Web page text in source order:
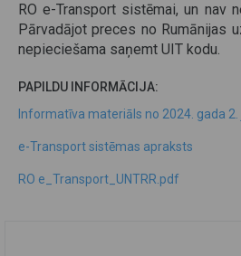
RO e-Transport sistēmai, un nav
Pārvadājot preces no Rumānijas
nepieciešama saņemt UIT kodu.
PAPILDU INFORMĀCIJA:
Informatīva materiāls no 2024. gada 2.
e-Transport sistēmas apraksts
RO e_Transport_UNTRR.pdf